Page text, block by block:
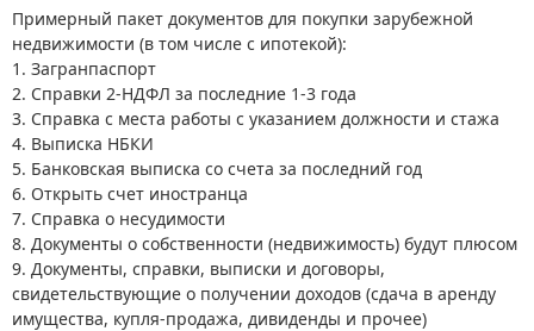
Примерный пакет документов для покупки зарубежной
недвижимости (в том числе с ипотекой):
1. Загранпаспорт
2. Справки 2-НДФЛ за последние 1-3 года
3. Справка с места работы с указанием должности и стажа
4. Выписка НБКИ
5. Банковская выписка со счета за последний год
6. Открыть счет иностранца
7. Справка о несудимости
8. Документы о собственности (недвижимость) будут плюсом
9. Документы, справки, выписки и договоры,
свидетельствующие о получении доходов (сдача в аренду
имущества, купля-продажа, дивиденды и прочее)